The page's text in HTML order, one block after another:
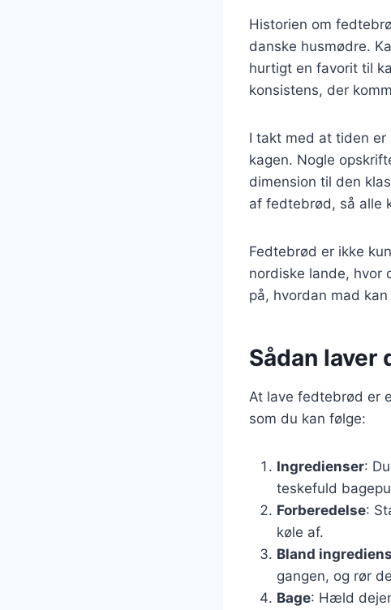
Historien om
danske husmødre.
hurtigt en favorit til
konsistens, der
I takt med at tiden
kagen. Nogle
dimension til den
af fedtebrød, så alle
Fedtebrød er ikke
nordiske lande, hvor
på, hvordan mad
Sådan
At lave fedtebrød er
som du kan følge:
Ingredienser:
teskefuld
Forberedelse:
køle af.
Bland
gangen, og rør
Bage: Hæld